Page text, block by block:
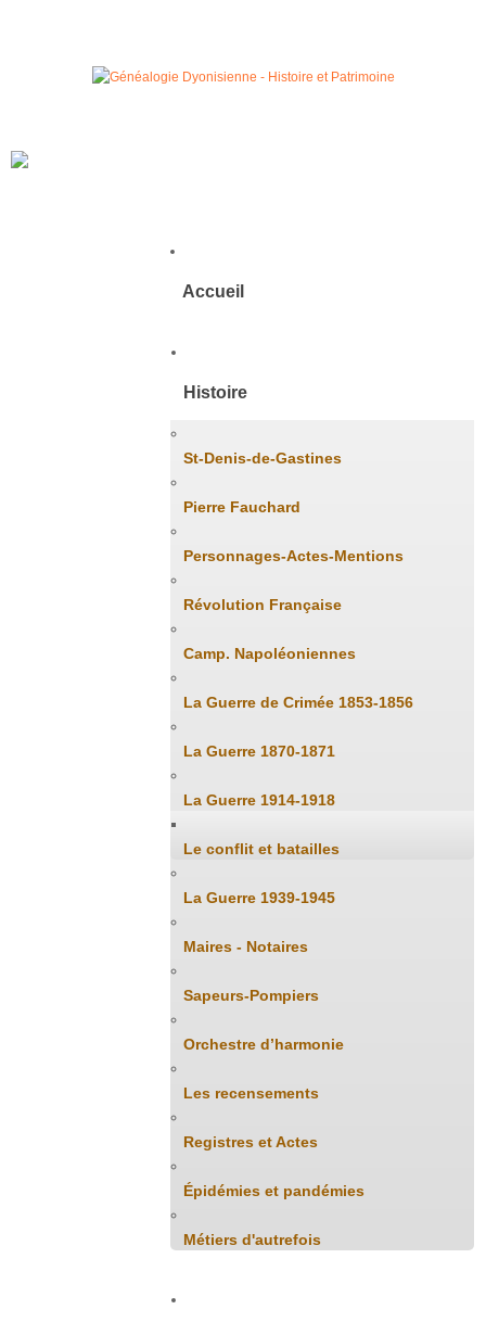
Accueil
Histoire
St-Denis-de-Gastines
Pierre Fauchard
Personnages-Actes-Mentions
Révolution Française
Camp. Napoléoniennes
La Guerre de Crimée 1853-1856
La Guerre 1870-1871
La Guerre 1914-1918
Le conflit et batailles
La Guerre 1939-1945
Maires - Notaires
Sapeurs-Pompiers
Orchestre d’harmonie
Les recensements
Registres et Actes
Épidémies et pandémies
Métiers d'autrefois